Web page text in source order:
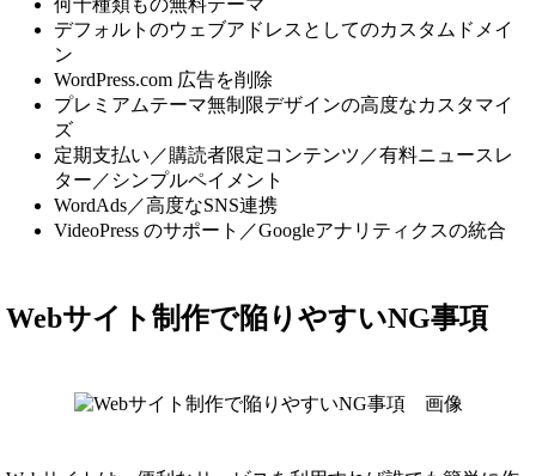
何十種類もの無料テーマ
デフォルトのウェブアドレスとしてのカスタムドメイ
ン
WordPress.com 広告を削除
プレミアムテーマ無制限デザインの高度なカスタマイ
ズ
定期支払い／購読者限定コンテンツ／有料ニュースレ
ター／シンプルペイメント
WordAds／高度なSNS連携
VideoPress のサポート／Googleアナリティクスの統合
Webサイト制作で陥りやすいNG事項